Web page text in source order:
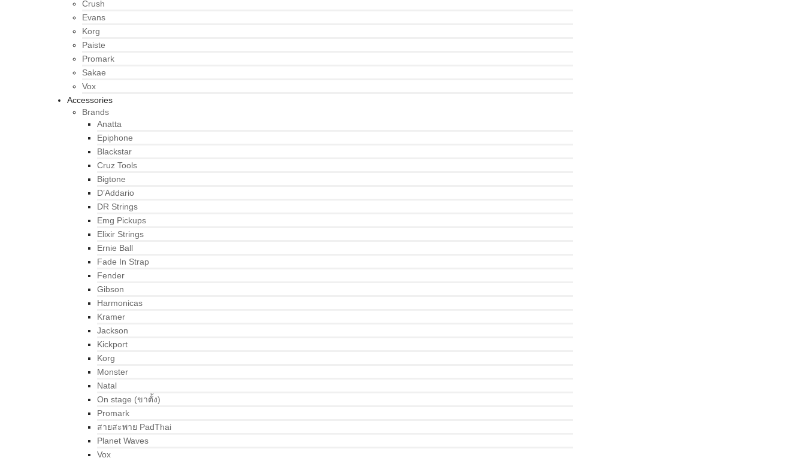
Crush
Evans
Korg
Paiste
Promark
Sakae
Vox
Accessories
Brands
Anatta
Epiphone
Blackstar
Cruz Tools
Bigtone
D’Addario
DR Strings
Emg Pickups
Elixir Strings
Ernie Ball
Fade In Strap
Fender
Gibson
Harmonicas
Kramer
Jackson
Kickport
Korg
Monster
Natal
On stage (ขาตั้ง)
Promark
สายสะพาย PadThai
Planet Waves
Vox